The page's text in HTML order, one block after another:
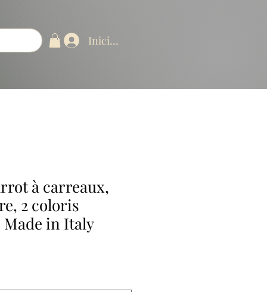
Iniciar sesión
à carreaux,
2 coloris
in Italy